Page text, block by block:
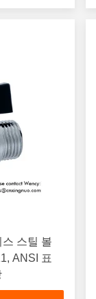
스틸 볼
ANSI 표